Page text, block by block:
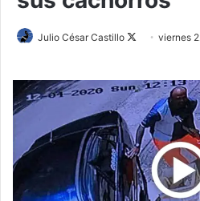
Julio César Castillo
l
o
w
o
n
X
viernes